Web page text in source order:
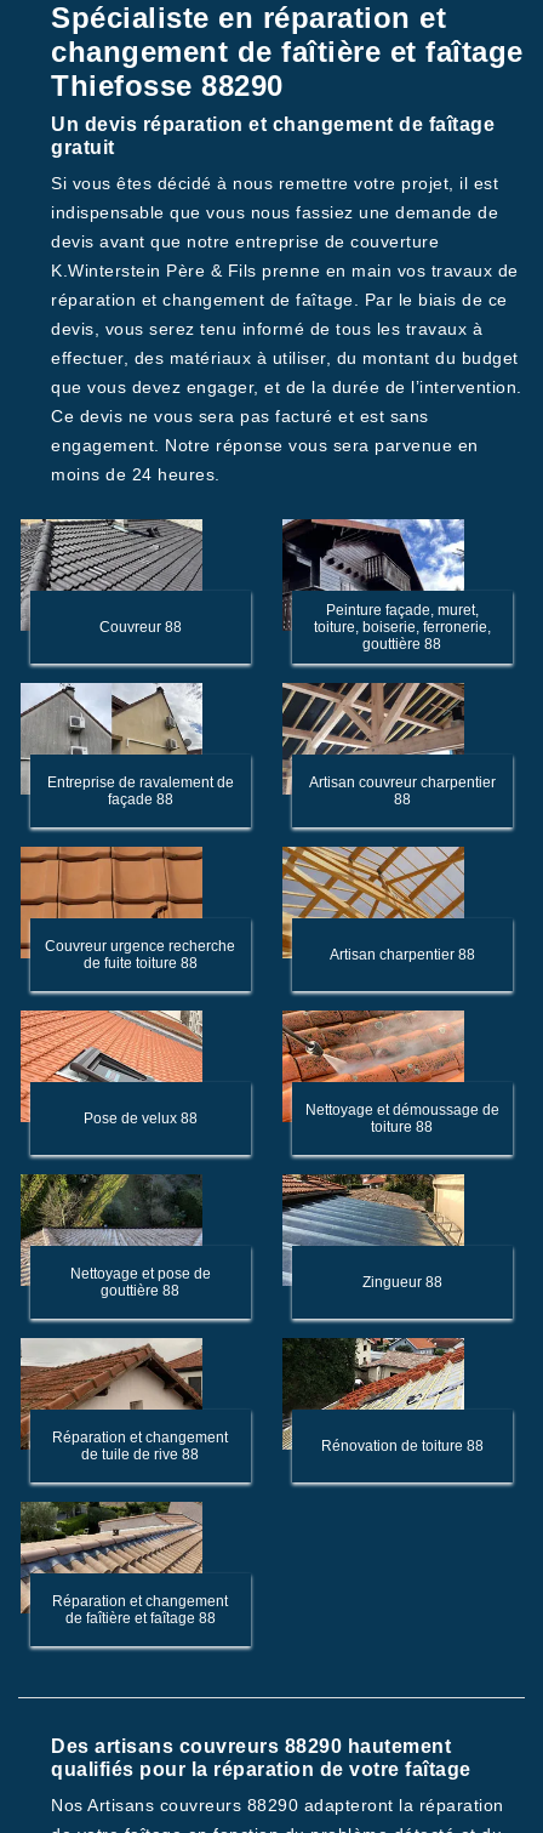
Spécialiste en réparation et
changement de faîtière et faîtage
Thiefosse 88290
Un devis réparation et changement de faîtage
gratuit
Si vous êtes décidé à nous remettre votre projet, il est
indispensable que vous nous fassiez une demande de
devis avant que notre entreprise de couverture
K.Winterstein Père & Fils prenne en main vos travaux de
réparation et changement de faîtage. Par le biais de ce
devis, vous serez tenu informé de tous les travaux à
effectuer, des matériaux à utiliser, du montant du budget
que vous devez engager, et de la durée de l’intervention.
Ce devis ne vous sera pas facturé et est sans
engagement. Notre réponse vous sera parvenue en
moins de 24 heures.
Couvreur 88
Peinture façade, muret,
toiture, boiserie, ferronerie,
gouttière 88
Entreprise de ravalement de
façade 88
Artisan couvreur charpentier
88
Couvreur urgence recherche
de fuite toiture 88
Artisan charpentier 88
Pose de velux 88
Nettoyage et démoussage de
toiture 88
Nettoyage et pose de
gouttière 88
Zingueur 88
Réparation et changement
de tuile de rive 88
Rénovation de toiture 88
Réparation et changement
de faîtière et faîtage 88
Des artisans couvreurs 88290 hautement
qualifiés pour la réparation de votre faîtage
Nos Artisans couvreurs 88290 adapteront la réparation